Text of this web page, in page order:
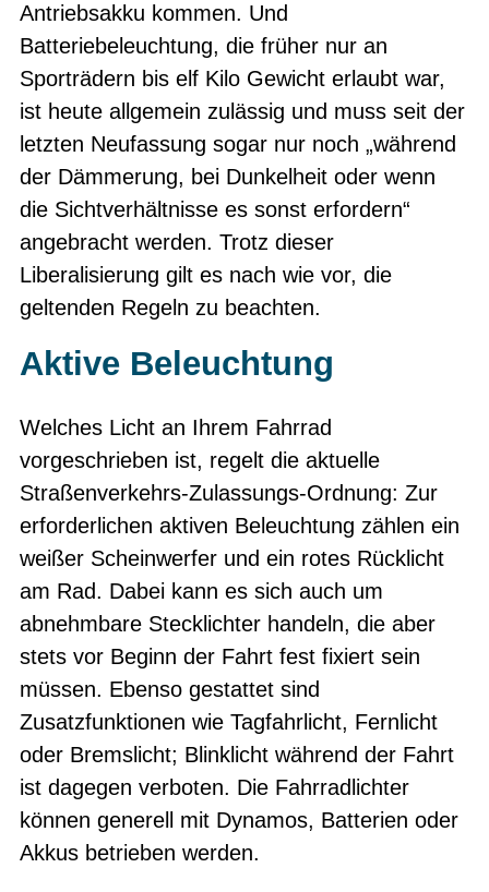
Antriebsakku kommen. Und
Batteriebeleuchtung, die früher nur an
Sporträdern bis elf Kilo Gewicht erlaubt war,
ist heute allgemein zulässig und muss seit der
letzten Neufassung sogar nur noch „während
der Dämmerung, bei Dunkelheit oder wenn
die Sichtverhältnisse es sonst erfordern“
angebracht werden. Trotz dieser
Liberalisierung gilt es nach wie vor, die
geltenden Regeln zu beachten.
Aktive Beleuchtung
Welches Licht an Ihrem Fahrrad
vorgeschrieben ist, regelt die aktuelle
Straßenverkehrs-Zulassungs-Ordnung: Zur
erforderlichen aktiven Beleuchtung zählen ein
weißer Scheinwerfer und ein rotes Rücklicht
am Rad. Dabei kann es sich auch um
abnehmbare Stecklichter handeln, die aber
stets vor Beginn der Fahrt fest fixiert sein
müssen. Ebenso gestattet sind
Zusatzfunktionen wie Tagfahrlicht, Fernlicht
oder Bremslicht; Blinklicht während der Fahrt
ist dagegen verboten. Die Fahrradlichter
können generell mit Dynamos, Batterien oder
Akkus betrieben werden.